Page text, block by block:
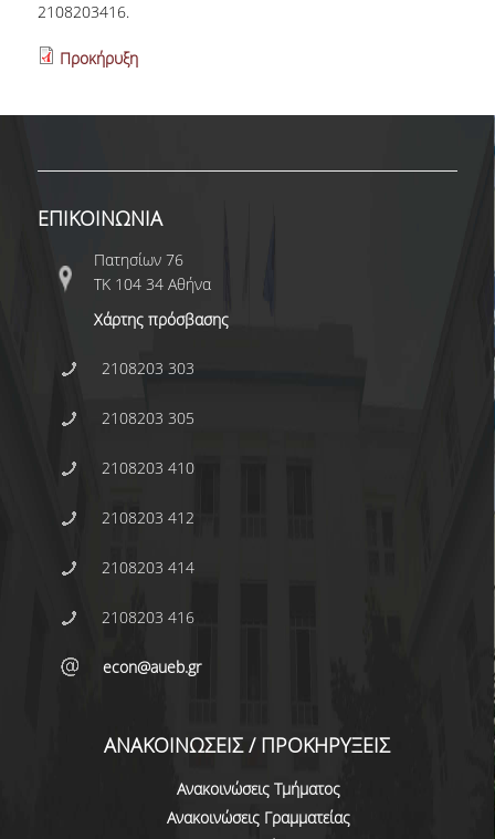
ΠΡΟΓΡΑΜΜΑ ΚΑΙ ΚΑΤΕΥΘΥΝΣΕΙΣ ΣΠΟΥΔΩΝ
ΜΑΘΗΜΑΤΑ ΕΛΕΥΘΕΡΗΣ ΕΠΙΛΟΓΗΣ ΑΠΟ
ΑΛΛΑ ΤΜΗΜΑΤΑ
ΔΗΛΩΣΕΙΣ ΜΑΘΗΜΑΤΩΝ
ΠΡΟΓΡΑΜΜΑ ERASMUS+
ΠΡΑΚΤΙΚΗ ΑΣΚΗΣΗ
ΓΕΝΙΚΕΣ ΠΛΗΡΟΦΟΡΙΕΣ
ΑΝΑΚΟΙΝΩΣΕΙΣ ΠΡΑΚΤΙΚΗΣ ΑΣΚΗΣΗΣ
ΧΕΙΡΙΣΜΟΥ Η.Υ.
ΔΙΚΑΙΩΜΑ ΓΙΑ ΠΡΟΦΟΡΙΚΗ ΕΞΕΤΑΣΗ
ΠΡΟΓΡΑΜΜΑ ΣΠΟΥΔΩΝ ΣΤΙΣ ΕΠΙΣΤΗΜΕΣ
ΤΗΣ ΑΓΩΓΗΣ ΚΑΙ ΤΗΣ ΕΚΠΑΙΔΕΥΣΗΣ
2108203416.
Προκήρυξη
ΕΠΙΚΟΙΝΩΝΙΑ
Πατησίων 76
ΤΚ 104 34 Αθήνα
Χάρτης πρόσβασης
2108203 303
2108203 305
2108203 410
2108203 412
2108203 414
2108203 416
econ@aueb.gr
ΑΝΑΚΟΙΝΩΣΕΙΣ / ΠΡΟΚΗΡΥΞΕΙΣ
Ανακοινώσεις Τμήματος
Ανακοινώσεις Γραμματείας